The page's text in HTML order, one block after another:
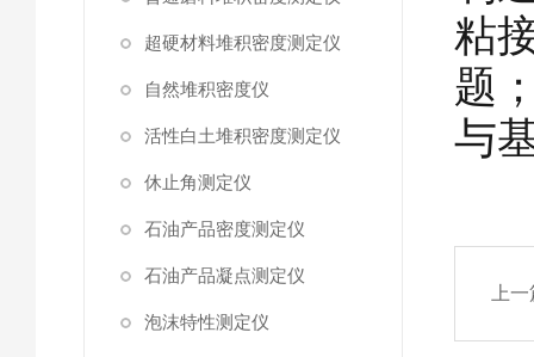
超硬材料堆积密度测定仪
自然堆积密度仪
活性白土堆积密度测定仪
休止角测定仪
石油产品密度测定仪
石油产品凝点测定仪
泡沫特性测定仪
粘
题
与
上